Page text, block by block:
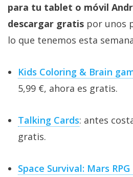
para tu tablet o móvil
descargar gratis por unos
lo que tenemos esta
Kids Coloring & Brain
5,99 €, ahora es gratis.
Talking Cards: antes
gratis.
Space Survival: Mars RPG